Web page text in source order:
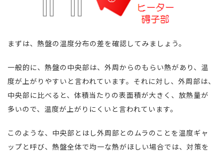
まずは、熱盤の温度分布の差を確認してみましょう。
一般的に、熱盤の中央部は、外周からのもらい熱があり、温
度が上がりやすいと言われています。それに対し、外周部は、
中央部に比べると、体積当たりの表面積が大きく、放熱量が
多いので、温度が上がりにくいと言われています。
このような、中央部とはし外周部とのムラのことを温度ギャ
ップと呼び、熱盤全体で均一な熱がほしい場合では、対策を